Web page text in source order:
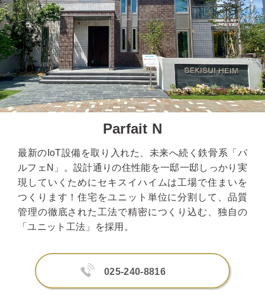
Parfait N
最新のIoT設備を取り入れた、未来へ続く鉄骨系「パ
ルフェN」。設計通りの住性能を一邸一邸しっかり実
現していくためにセキスイハイムは工場で住まいを
つくります！住宅をユニット単位に分割して、品質
管理の徹底された工法で精密につくり込む、独自の
「ユニット工法」を採用。
025-240-8816